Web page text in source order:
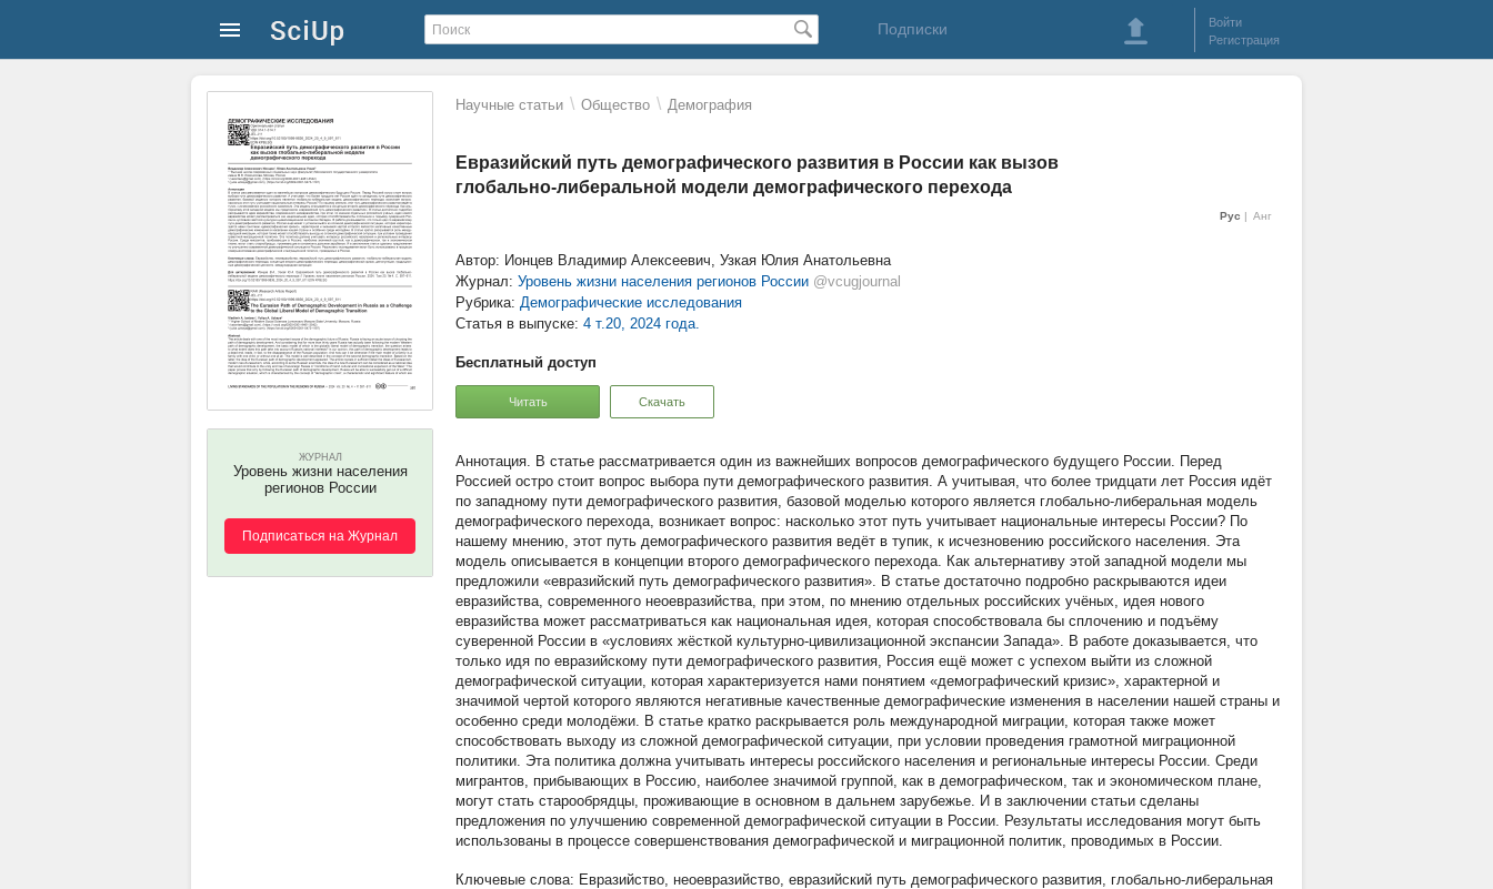
Подписки
Войти
Регистрация
Научные статьи \ Общество \ Демография
Евразийский путь демографического развития в России как вызов
глобально-либеральной модели демографического перехода
Рус Анг
ЖУРНАЛ
Уровень жизни населения
регионов России
Подписаться на Журнал
Автор: Ионцев Владимир Алексеевич, Узкая Юлия Анатольевна
Журнал: Уровень жизни населения регионов России @vcugjournal
Рубрика: Демографические исследования
Статья в выпуске: 4 т.20, 2024 года.
Бесплатный доступ
Читать Скачать
В статье рассматривается один из важнейших вопросов демографического будущего России. Перед
Россией остро стоит вопрос выбора пути демографического развития. А учитывая, что более тридцати лет Россия идёт
по западному пути демографического развития, базовой моделью которого является глобально-либеральная модель
демографического перехода, возникает вопрос: насколько этот путь учитывает национальные интересы России? По
нашему мнению, этот путь демографического развития ведёт в тупик, к исчезновению российского населения. Эта
модель описывается в концепции второго демографического перехода. Как альтернативу этой западной модели мы
предложили «евразийский путь демографического развития». В статье достаточно подробно раскрываются идеи
евразийства, современного неоевразийства, при этом, по мнению отдельных российских учёных, идея нового
евразийства может рассматриваться как национальная идея, которая способствовала бы сплочению и подъёму
суверенной России в «условиях жёсткой культурно-цивилизационной экспансии Запада». В работе доказывается, что
только идя по евразийскому пути демографического развития, Россия ещё может с успехом выйти из сложной
демографической ситуации, которая характеризуется нами понятием «демографический кризис», характерной и
значимой чертой которого являются негативные качественные демографические изменения в населении нашей страны и
особенно среди молодёжи. В статье кратко раскрывается роль международной миграции, которая также может
способствовать выходу из сложной демографической ситуации, при условии проведения грамотной миграционной
политики. Эта политика должна учитывать интересы российского населения и региональные интересы России. Среди
мигрантов, прибывающих в Россию, наиболее значимой группой, как в демографическом, так и экономическом плане,
могут стать старообрядцы, проживающие в основном в дальнем зарубежье. И в заключении статьи сделаны
предложения по улучшению современной демографической ситуации в России. Результаты исследования могут быть
использованы в процессе совершенствования демографической и миграционной политик, проводимых в России.
Евразийство, неоевразийство, евразийский путь демографического развития, глобально-либеральная